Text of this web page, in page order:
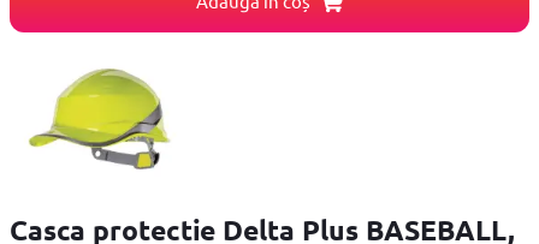
Casca protectie Delta Plus BASEBALL,